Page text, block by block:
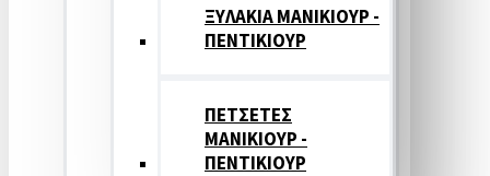
ΞΥΛΑΚΙΑ ΜΑΝΙΚΙΟΥΡ -
ΠΕΝΤΙΚΙΟΥΡ
ΠΕΤΣΕΤΕΣ
ΜΑΝΙΚΙΟΥΡ -
ΠΕΝΤΙΚΙΟΥΡ